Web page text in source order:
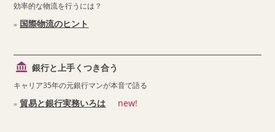
効率的な物流を行うには？
国際物流のヒント
銀行と上手くつき合う
キャリア35年の元銀行マンが本音で語る
貿易と銀行実務いろは new!